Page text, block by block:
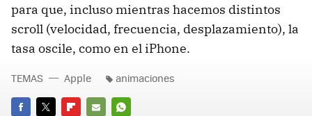
para que, incluso mientras hacemos distintos
scroll (velocidad, frecuencia, desplazamiento), la
tasa oscile, como en el iPhone.
TEMAS Apple animaciones